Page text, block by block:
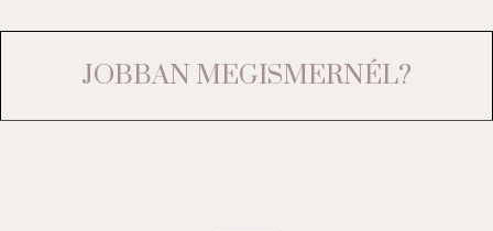
JOBBAN MEGISMERNÉL?